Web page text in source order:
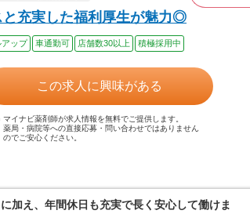
と充実した福利厚生が魅力◎
アップ 車通勤可 店舗数30以上 積極採用中
この求人に興味がある
マイナビ薬剤師が求人情報を無料でご提供します。
薬局・病院等への直接応募・問い合わせではありません
のでご安心ください。
加え、年間休日も充実で長く安心して働けま